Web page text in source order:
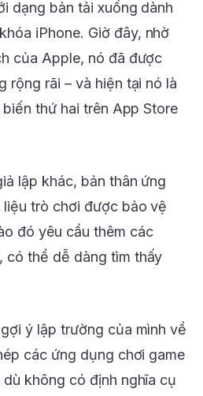
dạng bản tải xuống dành
iPhone. Giờ đây, nhờ
của Apple, nó đã được
rộng rãi – và hiện tại nó là
thứ hai trên App Store
lập khác, bản thân ứng
trò chơi được bảo vệ
đó yêu cầu thêm các
có thể dễ dàng tìm thấy
ý lập trường của mình về
các ứng dụng chơi game
dù không có định nghĩa cụ